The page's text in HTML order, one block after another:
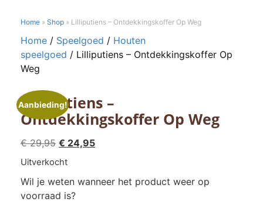
Home » Shop » Lilliputiens – Ontdekkingskoffer Op Weg
Home / Speelgoed / Houten
speelgoed / Lilliputiens – Ontdekkingskoffer Op
Weg
Aanbieding!
Lilliputiens –
Ontdekkingskoffer Op Weg
€29,95 Oorspronkelijke
prijs
€ 29,95.
€ 24,95Huidige
€ 24,95.
Uitverkocht
Wil je weten wanneer het product weer op
voorraad is?